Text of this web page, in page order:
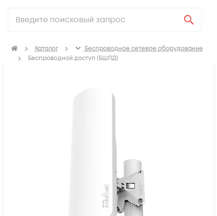
Каталог
Беспроводное сетевое оборудование
Беспроводной доступ (БШПД)